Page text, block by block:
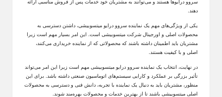
سروو درایوها هستند و می‌توانند به مشتریان خود خدمات پس از فروش مناسبی ارائه
دهند.
یکی از ویژگی‌های مهم یک نماینده سروو درایو میتسوبیشی، داشتن دسترسی به
محصولات اصلی و اورجینال شرکت میتسوبیشی است. این امر بسیار مهم است زیرا
مشتریان باید اطمینان داشته باشند که محصولاتی که از نماینده خریداری می‌کنند،
اصلی و با کیفیت هستند.
در نهایت، انتخاب یک نماینده سروو درایو میتسوبیشی مهم است زیرا این امر می‌تواند
تأثیر بزرگی بر عملکرد و کارایی سیستم‌های اتوماسیون صنعتی داشته باشد. برای این
منظور، مشتریان باید به دنبال یک نماینده با تجربه، دانش فنی و دسترسی به محصولات
اصلی میتسوبیشی باشند تا از بهترین خدمات و محصولات بهره‌مند شوند.